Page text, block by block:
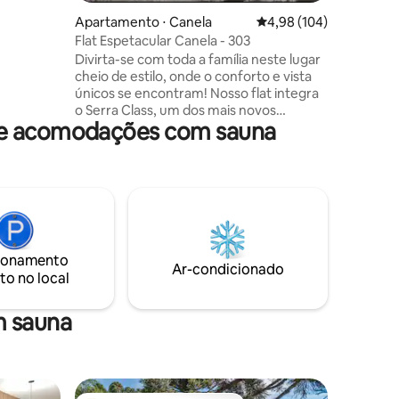
Apartamento ⋅ Canela 4,98 de uma avaliação
4,98 (104)
Flat Espetacular Canela - 303
Divirta-se com toda a família neste lugar
cheio de estilo, onde o conforto e vista
únicos se encontram! Nosso flat integra
o Serra Class, um dos mais novos
empreendimentos em Canela.
Ambientes climatizados, cozinha
Catedral de Pedra e da nova Roda
Gigante. Experimente a elegância e
desfrute de diversas comodidades do
com sauna
no local
Ar-condicionado
sauna